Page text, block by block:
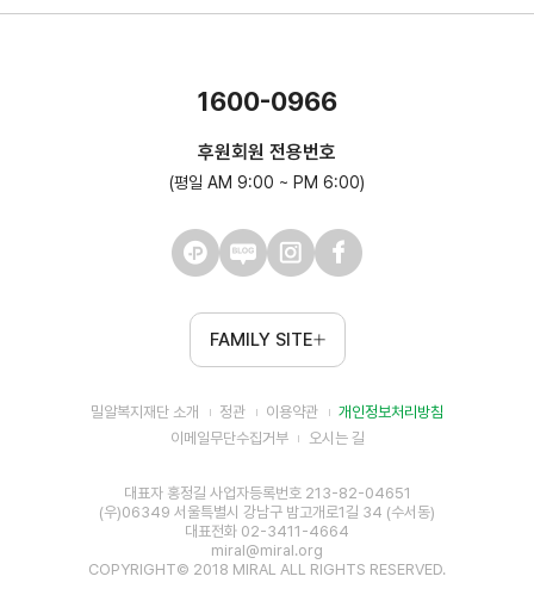
1600-0966
후원회원 전용번호
(평일 AM 9:00 ~ PM 6:00)
FAMILY SITE
밀알복지재단 소개 정관 이용약관
개인정보처리방침
이메일무단수집거부
오시는 길
대표자 홍정길 사업자등록번호 213-82-04651
(우)06349 서울특별시 강남구 밤고개로1길 34 (수서동)
대표전화 02-3411-4664
miral@miral.org
COPYRIGHT© 2018 MIRAL ALL RIGHTS RESERVED.